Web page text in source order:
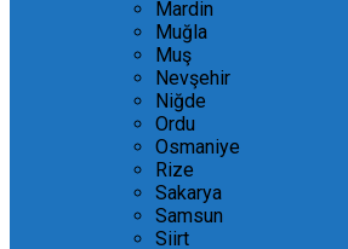
Mardin
Muğla
Muş
Nevşehir
Niğde
Ordu
Osmaniye
Rize
Sakarya
Samsun
Siirt